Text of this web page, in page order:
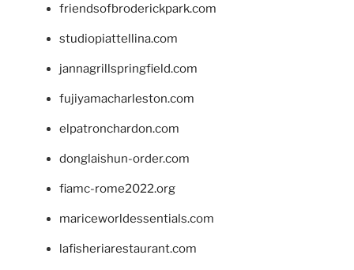
friendsofbroderickpark.com
studiopiattellina.com
jannagrillspringfield.com
fujiyamacharleston.com
elpatronchardon.com
donglaishun-order.com
fiamc-rome2022.org
mariceworldessentials.com
lafisheriarestaurant.com